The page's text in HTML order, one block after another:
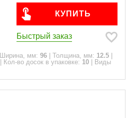
КУПИТЬ
Быстрый заказ
Ширина, мм: 96 Толщина, мм: 12.5
Кол-во досок в упаковке: 10
Виды